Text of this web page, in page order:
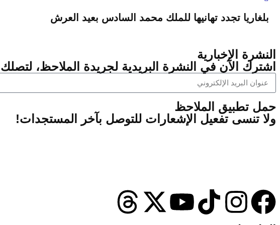
بلغاريا تجدد تهانيها للملك محمد السادس بعيد العرش
النشرة الإخبارية
اشترك الآن في النشرة البريدية لجريدة الملاحظ، لتصلك
‫حمل تطبيق الملاحظ
ولا تنسى تفعيل الإشعارات للتوصل بآخر المستجدات!